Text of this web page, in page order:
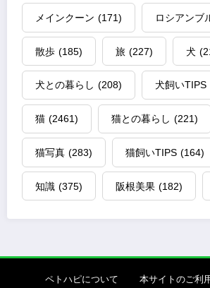
メインクーン (171) ロシアンブ
散歩 (185) 旅 (227) 犬
犬との暮らし (208) 犬飼いTIPS
猫 (2461) 猫との暮らし (221)
猫写真 (283) 猫飼いTIPS (164)
知識 (375) 阪根美果 (182)
ペトハピについて 本サイトのご利